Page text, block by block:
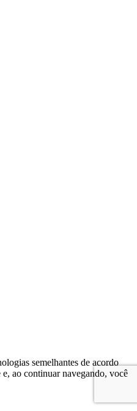
semelhantes de acordo
ao continuar navegando, você